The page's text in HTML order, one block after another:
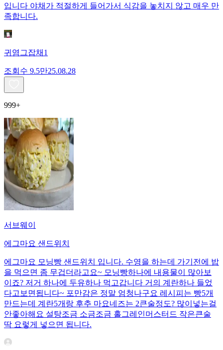
입니다 야채가 적절하게 들어가서 식감을 놓치지 않고 매우 만
족합니다.
귀염그잡채1
조회수 9.5만25.08.28
999+
서브웨이
에그마요 샌드위치
에그마요 모닝빵 샌드위치 입니다. 수영을 하는데 가기전에 밥
을 먹으면 좀 무겁더라고요~ 모닝빵하나에 내용물이 많아보
이죠? 저거 하나에 두유하나 먹고갑니다 거의 계란하나 들었
다고보면됩니다~ 포만감은 정말 엄청나구요 레시피는 빵5개
만드는데 계란5개랑 후추 마요네즈는 2큰술정도? 많이넣는걸
안좋아해요 설탕조금 소금조금 홀그레인머스터드 작은큰술
딱 요렇게 넣으면 됩니다.